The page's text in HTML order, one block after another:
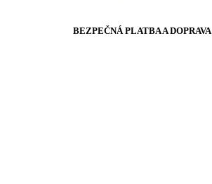
BEZPEČNÁ PLATBA A DOPRAVA